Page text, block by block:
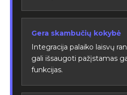
Gera skambučių kokybė
Integracija palaiko laisvų
gali išsaugoti pažįstamas
funkcijas.